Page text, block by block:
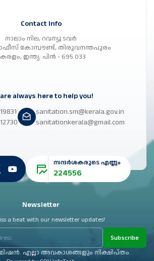
Contact Info
നാലാം നില, റവന്യൂ ടവർ
കോമ്പൗണ്ട്, തിരുവനന്തപുരം
ഇന്ത്യ. പിൻ - 695 033
always here to help you!
sanitation.sm@kerala.gov.in
sanitationkerala@gmail.com
സന്ദർശകരുടെ എണ്ണം
224556
Newsletter
a beat with our newsletter updates!
Subscribe
എല്ലാ അവകാശങ്ങളും നിക്ഷിപ്തം.